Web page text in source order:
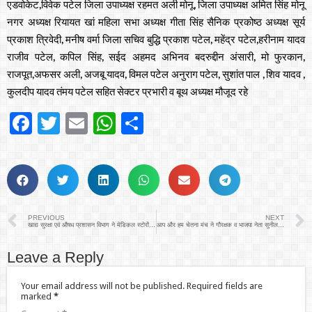
एडवोकेट,विवेक पटेल जिला उपाध्यक्ष रहमत अली मोनू, जिला उपाध्यक्ष अमित सिंह मोनू
नगर अध्यक्ष रियायत खां महिला सभा अध्यक्ष गीता सिंह सैनिक प्रकोष्ठ अध्यक्ष सूर्य
प्रकाश त्रिवेदी, मनीष वर्मा जिला सचिव बुद्धि प्रकाश पटेल, महेंद्र पटेल,हरीनाम यादव
राजीव पटेल, कपिल सिंह, सईद अहमद अभिनव बदरुद्दीन अंसारी, मो फुरकान,
राजपूत,अफसर अली, अजबू यादव, विमल पटेल अनुराग पटेल, सुशांत पाल , शिव यादव ,
कुलदीप यादव तंमय पटेल सहित सेक्टर प्रभारी व बूथ अध्यक्ष मौजूद रहे
Facebook
Twitter
EmailWhatsApp
PREVIOUS
खाद्य सुरक्षा एवं औषध प्रशासन विभाग ने मेडिकल स्टोरों की सघन तलाशी की
NEXT
आप और हम चेतना मंच ने गौरक्षक व भाजपा नेता सुनील शुक्ला पर लगे मुकदमे को वापस लेने की मांग
Leave a Reply
Your email address will not be published. Required fields are
marked *